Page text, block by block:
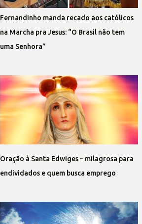
Fernandinho manda recado aos católicos
na Marcha pra Jesus: “O Brasil não tem
uma Senhora”
Oração à Santa Edwiges – milagrosa para
endividados e quem busca emprego